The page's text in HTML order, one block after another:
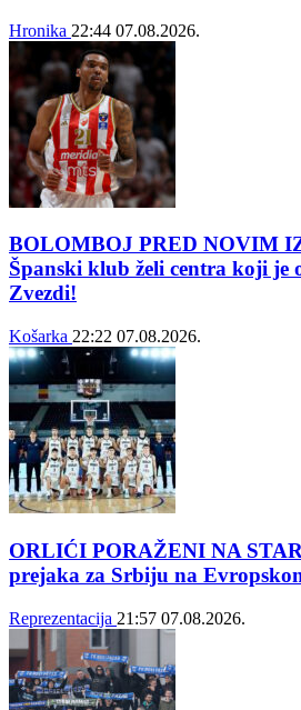
Hronika 22:44 07.08.2026.
BOLOMBOJ PRED NOVIM
Španski klub želi centra koji je
Zvezdi!
Košarka 22:22 07.08.2026.
ORLIĆI PORAŽENI NA
prejaka za Srbiju na
Reprezentacija 21:57 07.08.2026.